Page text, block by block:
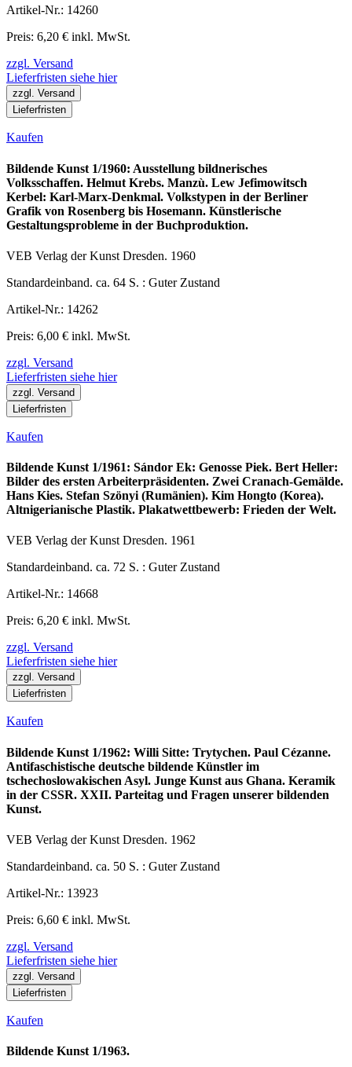
Artikel-Nr.: 14260
Preis: 6,20 € inkl. MwSt.
zzgl. Versand
Lieferfristen siehe hier
zzgl. Versand
Lieferfristen
Kaufen
Bildende Kunst 1/1960: Ausstellung bildnerisches
Volksschaffen. Helmut Krebs. Manzù. Lew Jefimowitsch
Kerbel: Karl-Marx-Denkmal. Volkstypen in der Berliner
Grafik von Rosenberg bis Hosemann. Künstlerische
Gestaltungsprobleme in der Buchproduktion.
VEB Verlag der Kunst Dresden. 1960
Standardeinband. ca. 64 S. : Guter Zustand
Artikel-Nr.: 14262
Preis: 6,00 € inkl. MwSt.
zzgl. Versand
Lieferfristen siehe hier
zzgl. Versand
Lieferfristen
Kaufen
Bildende Kunst 1/1961: Sándor Ek: Genosse Piek. Bert Heller:
Bilder des ersten Arbeiterpräsidenten. Zwei Cranach-Gemälde.
Hans Kies. Stefan Szönyi (Rumänien). Kim Hongto (Korea).
Altnigerianische Plastik. Plakatwettbewerb: Frieden der Welt.
VEB Verlag der Kunst Dresden. 1961
Standardeinband. ca. 72 S. : Guter Zustand
Artikel-Nr.: 14668
Preis: 6,20 € inkl. MwSt.
zzgl. Versand
Lieferfristen siehe hier
zzgl. Versand
Lieferfristen
Kaufen
Bildende Kunst 1/1962: Willi Sitte: Trytychen. Paul Cézanne.
Antifaschistische deutsche bildende Künstler im
tschechoslowakischen Asyl. Junge Kunst aus Ghana. Keramik
in der CSSR. XXII. Parteitag und Fragen unserer bildenden
Kunst.
VEB Verlag der Kunst Dresden. 1962
Standardeinband. ca. 50 S. : Guter Zustand
Artikel-Nr.: 13923
Preis: 6,60 € inkl. MwSt.
zzgl. Versand
Lieferfristen siehe hier
zzgl. Versand
Lieferfristen
Kaufen
Bildende Kunst 1/1963.